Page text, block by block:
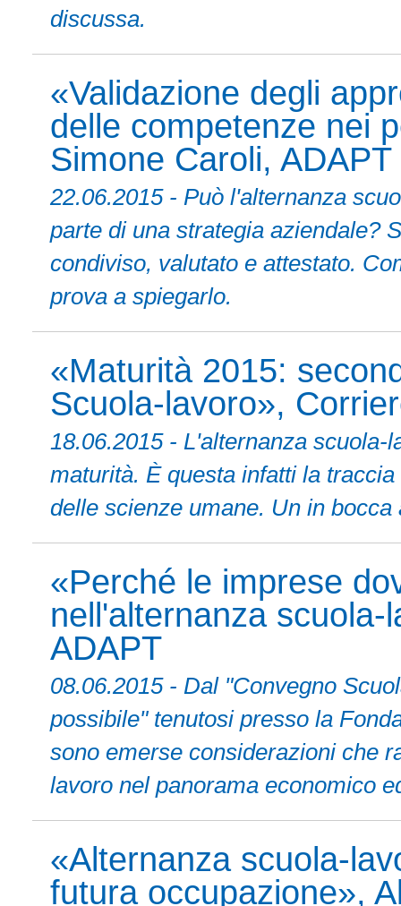
discussa.
«Validazione degli
delle competenze nei
Simone Caroli, ADAPT
22.06.2015 - Può l'alternanza
parte di una strategia aziendale?
condiviso, valutato e attestato.
prova a spiegarlo.
«Maturità 2015:
Scuola-lavoro»,
18.06.2015 - L'alternanza
maturità. È questa infatti la
delle scienze umane. Un in
«Perché le imprese
nell'alternanza
ADAPT
08.06.2015 - Dal "Convegno
possibile" tenutosi presso la
sono emerse considerazioni che
lavoro nel panorama economico
«Alternanza scuola-
futura occupazione»,